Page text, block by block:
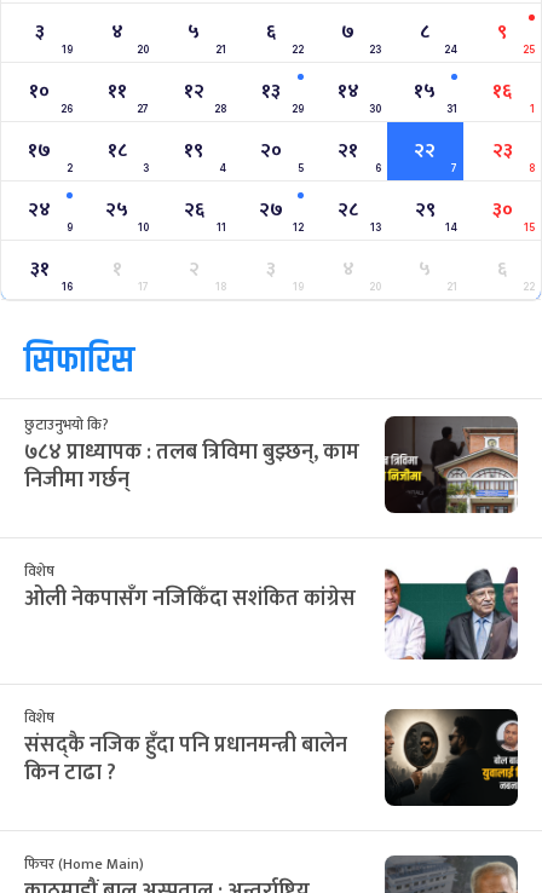
३
19
४
20
५
21
६
22
७
23
८
24
९
25
१०
26
११
27
१२
28
१३
29
१४
30
१५
31
१६
1
१७
2
१८
3
१९
4
२०
5
२१
6
२२
7
२३
8
२४
9
२५
10
२६
11
२७
12
२८
13
२९
14
३०
15
३१
16
१
17
२
18
३
19
४
20
५
21
६
22
सिफारिस
छुटाउनुभयो कि?
७८४ प्राध्यापक : तलब त्रिविमा बुझ्छन्, काम
निजीमा गर्छन्
विशेष
ओली नेकपासँग नजिकिँदा सशंकित कांग्रेस
विशेष
संसद्कै नजिक हुँदा पनि प्रधानमन्त्री बालेन
किन टाढा ?
फिचर (Home Main)